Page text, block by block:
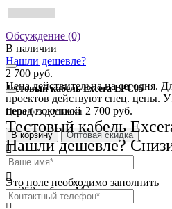
Обсуждение (0)
Тестовый кабель Excera EPC05
Цена без доставки 2 700 руб.
Тестовый кабель
Нашли дешевле?
Это поле необходимо заполнить
В наличии
Нашли дешевле?
2 700 руб.
Цена действительна на сегодня.
проектов действуют спец. цены.
перед покупкой
В корзину Оптовая скидка
бесплатно
от 250 руб. по Москве